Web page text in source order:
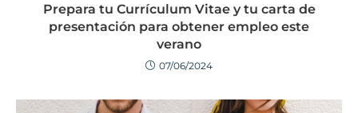
Prepara tu Currículum Vitae y tu carta de
presentación para obtener empleo este
verano
07/06/2024